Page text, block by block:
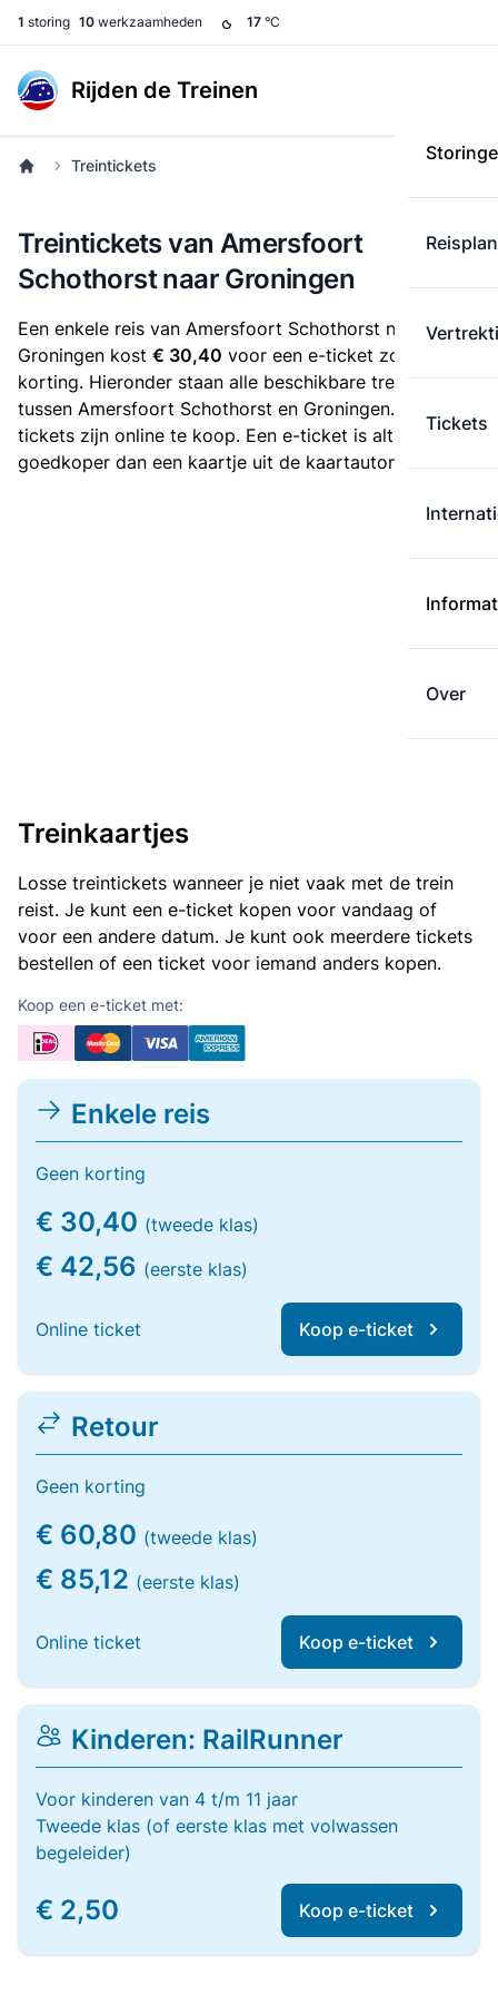
1 storing 10 werkzaamheden 17 °C
Rijden de Treinen
Tickets
Over
Treintickets
Treintickets van Amersfoort
Schothorst naar Groningen
Een enkele reis van Amersfoort Schothorst naar
Groningen kost € 30,40 voor een e-ticket zonder
korting. Hieronder staan alle beschikbare treintickets
tussen Amersfoort Schothorst en Groningen. Deze
tickets zijn online te koop. Een e-ticket is altijd
goedkoper dan een kaartje uit de kaartautomaat.
Treinkaartjes
Losse treintickets wanneer je niet vaak met de trein
reist. Je kunt een e-ticket kopen voor vandaag of
voor een andere datum. Je kunt ook meerdere tickets
bestellen of een ticket voor iemand anders kopen.
Koop een e-ticket met:
Enkele reis
Geen korting
€ 30,40 (tweede klas)
€ 42,56 (eerste klas)
Online ticket Koop e-ticket
Retour
Geen korting
€ 60,80 (tweede klas)
€ 85,12 (eerste klas)
Online ticket Koop e-ticket
Kinderen: RailRunner
Voor kinderen van 4 t/m 11 jaar
Tweede klas (of eerste klas met volwassen
begeleider)
€ 2,50 Koop e-ticket